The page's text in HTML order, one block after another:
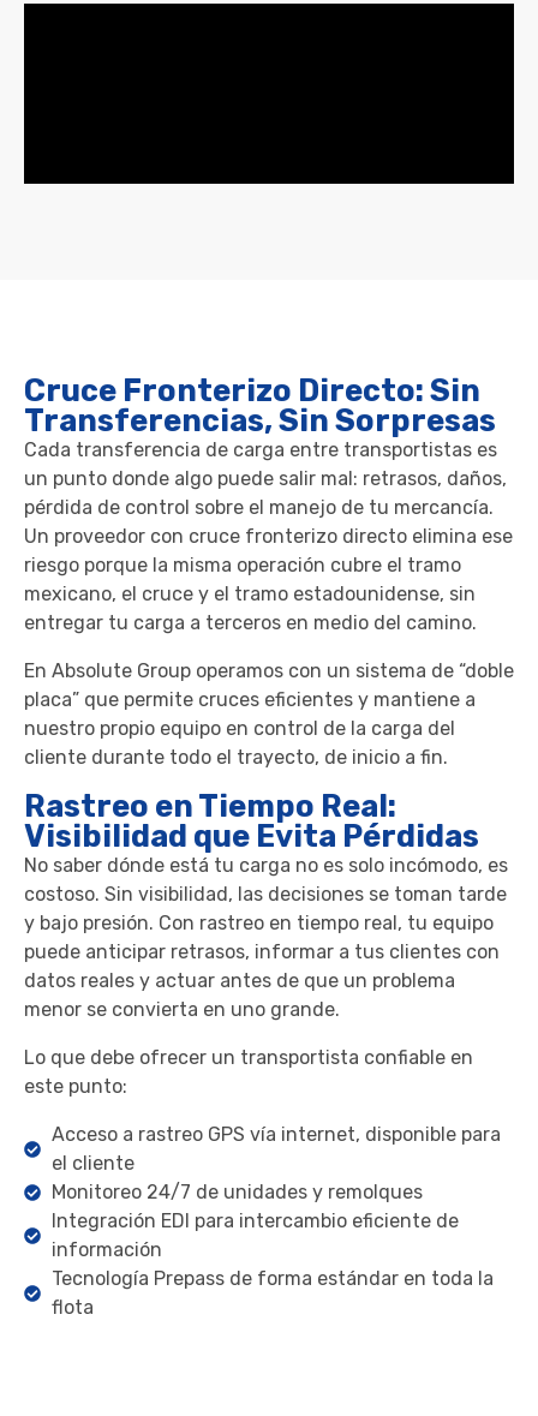
Cruce Fronterizo Directo: Sin
Transferencias, Sin Sorpresas
Cada transferencia de carga entre transportistas es
un punto donde algo puede salir mal: retrasos, daños,
pérdida de control sobre el manejo de tu mercancía.
Un proveedor con cruce fronterizo directo elimina ese
riesgo porque la misma operación cubre el tramo
mexicano, el cruce y el tramo estadounidense, sin
entregar tu carga a terceros en medio del camino.
En Absolute Group operamos con un sistema de “doble
placa” que permite cruces eficientes y mantiene a
nuestro propio equipo en control de la carga del
cliente durante todo el trayecto, de inicio a fin.
Rastreo en Tiempo Real:
Visibilidad que Evita Pérdidas
No saber dónde está tu carga no es solo incómodo, es
costoso. Sin visibilidad, las decisiones se toman tarde
y bajo presión. Con rastreo en tiempo real, tu equipo
puede anticipar retrasos, informar a tus clientes con
datos reales y actuar antes de que un problema
menor se convierta en uno grande.
Lo que debe ofrecer un transportista confiable en
este punto:
Acceso a rastreo GPS vía internet, disponible para
el cliente
Monitoreo 24/7 de unidades y remolques
Integración EDI para intercambio eficiente de
información
Tecnología Prepass de forma estándar en toda la
flota